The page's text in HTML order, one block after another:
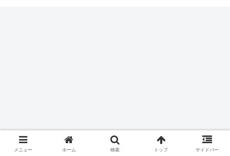
メニュー ホーム 検索 トップ サイドバー